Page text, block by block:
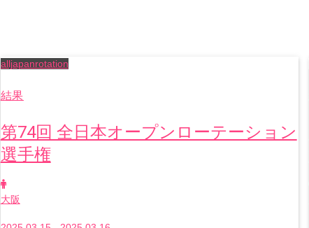
alljapanrotation
結果
第74回 全日本オープンローテーション
選手権
大阪